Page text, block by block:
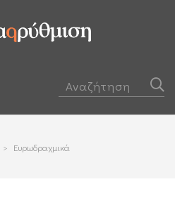
> Ευρωδραχμικά